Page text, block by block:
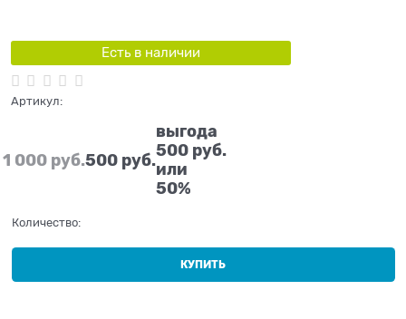
Есть в наличии
Артикул:
1 000 руб.500 руб.
выгода
500 руб.
или
50%
Количество:
КУПИТЬ